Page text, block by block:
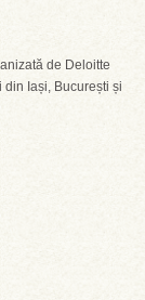
de Deloitte
Iași, București și